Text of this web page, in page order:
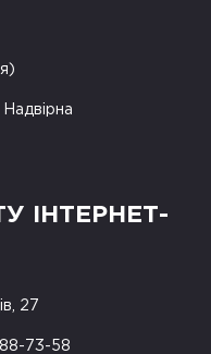
Надвірна
ІНТЕРНЕТ-
27
73-58